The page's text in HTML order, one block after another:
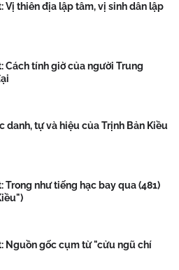
Vị thiên địa lập tâm, vị sinh dân lập
Cách tính giờ của người Trung
danh, tự và hiệu của Trịnh Bản Kiều
Trong như tiếng hạc bay qua (481)
Nguồn gốc cụm từ "cửu ngũ chí